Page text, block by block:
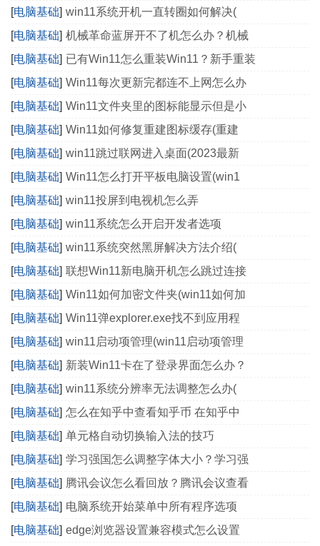
[电脑基础] win11系统开机一直转圈如何解决(
[电脑基础] 机械革命蓝屏开不了机怎么办？机械
[电脑基础] 已有Win11怎么重装Win11？新手重装
[电脑基础] Win11每次更新完都连不上网怎么办
[电脑基础] Win11文件夹里的图标能显示但是小
[电脑基础] Win11如何修复重建图标缓存(重建
[电脑基础] win11跳过联网进入桌面(2023最新
[电脑基础] Win11怎么打开平板电脑设置(win1
[电脑基础] win11投屏到电视机怎么弄
[电脑基础] win11系统怎么开启开发者选项
[电脑基础] win11系统突然黑屏解决方法介绍(
[电脑基础] 联想Win11新电脑开机怎么跳过连接
[电脑基础] Win11如何加密文件夹(win11如何加
[电脑基础] Win11弹explorer.exe找不到应用程
[电脑基础] win11启动项管理(win11启动项管理
[电脑基础] 新装Win11卡在了登录界面怎么办？
[电脑基础] win11系统分辨率无法调整怎么办(
[电脑基础] 怎么在知乎中查看知乎币 在知乎中
[电脑基础] 单元格自动切换输入法的技巧
[电脑基础] 学习强国怎么调整字体大小？学习强
[电脑基础] 腾讯会议怎么看回放？腾讯会议查看
[电脑基础] 电脑系统开始菜单中所有程序选项
[电脑基础] edge浏览器设置兼容模式怎么设置